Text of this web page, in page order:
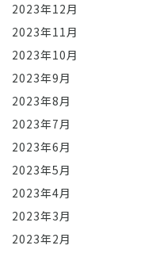
2023年12月
2023年11月
2023年10月
2023年9月
2023年8月
2023年7月
2023年6月
2023年5月
2023年4月
2023年3月
2023年2月